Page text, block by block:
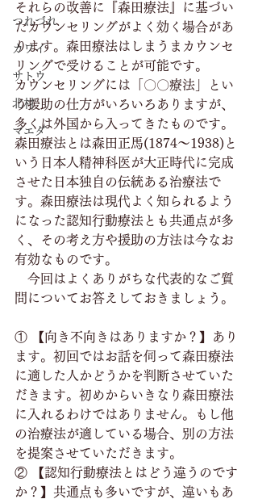
つれづれ
カワイ
サトウ
北村
マエダ
それらの改善に『森田療法』に基づい
たカウンセリングがよく効く場合があ
ります。森田療法はしまうまカウンセ
リングで受けることが可能です。
カウンセリングには「〇〇療法」とい
う援助の仕方がいろいろありますが、
多くは外国から入ってきたものです。
森田療法とは森田正馬(1874～1938)と
いう日本人精神科医が大正時代に完成
させた日本独自の伝統ある治療法で
す。森田療法は現代よく知られるよう
になった認知行動療法とも共通点が多
く、その考え方や援助の方法は今なお
有効なものです。
今回はよくありがちな代表的なご質
問についてお答えしておきましょう。
① 【向き不向きはありますか？】あり
ます。初回ではお話を伺って森田療法
に適した人かどうかを判断させていた
だきます。初めからいきなり森田療法
に入れるわけではありません。もし他
の治療法が適している場合、別の方法
を提案させていただきます。
② 【認知行動療法とはどう違うのです
か？】共通点も多いですが、違いもあ